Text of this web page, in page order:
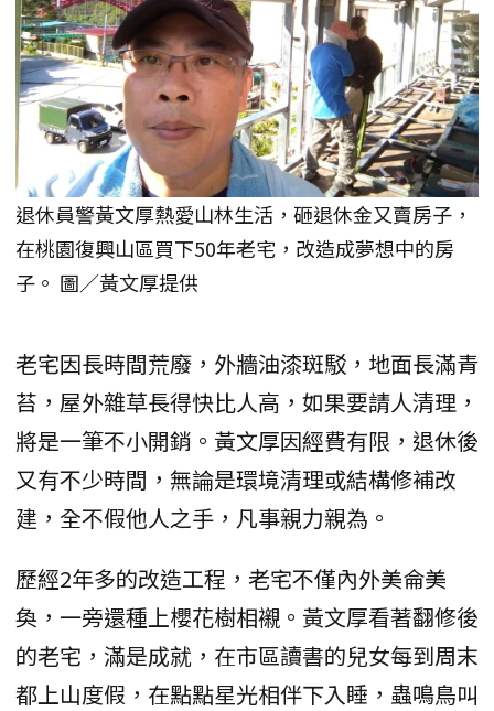
退休員警黃文厚熱愛山林生活，砸退休金又賣房子，
在桃園復興山區買下50年老宅，改造成夢想中的房
子。 圖／黃文厚提供
老宅因長時間荒廢，外牆油漆斑駁，地面長滿青
苔，屋外雜草長得快比人高，如果要請人清理，
將是一筆不小開銷。黃文厚因經費有限，退休後
又有不少時間，無論是環境清理或結構修補改
建，全不假他人之手，凡事親力親為。
歷經2年多的改造工程，老宅不僅內外美侖美
奐，一旁還種上櫻花樹相襯。黃文厚看著翻修後
的老宅，滿是成就，在市區讀書的兒女每到周末
都上山度假，在點點星光相伴下入睡，蟲鳴鳥叫